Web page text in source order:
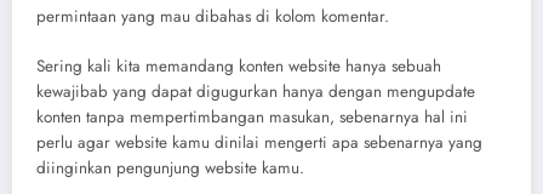
permintaan yang mau dibahas di kolom komentar.
Sering kali kita memandang konten website hanya sebuah
kewajibab yang dapat digugurkan hanya dengan mengupdate
konten tanpa mempertimbangan masukan, sebenarnya hal ini
perlu agar website kamu dinilai mengerti apa sebenarnya yang
diinginkan pengunjung website kamu.